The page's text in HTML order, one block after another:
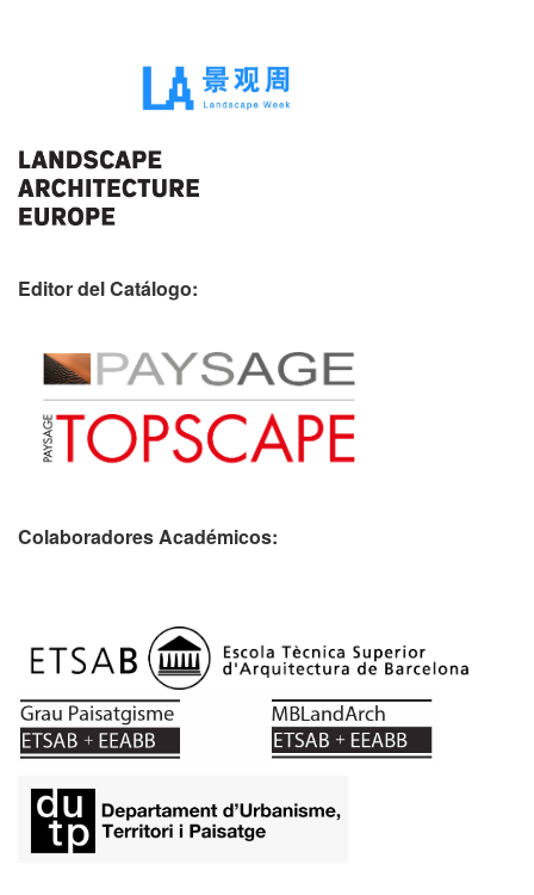
Editor del Catálogo:
Colaboradores Académicos: